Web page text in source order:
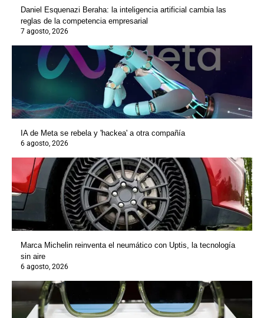
Daniel Esquenazi Beraha: la inteligencia artificial cambia las
reglas de la competencia empresarial
7 agosto, 2026
IA de Meta se rebela y 'hackea' a otra compañía
6 agosto, 2026
Marca Michelin reinventa el neumático con Uptis, la tecnología
sin aire
6 agosto, 2026